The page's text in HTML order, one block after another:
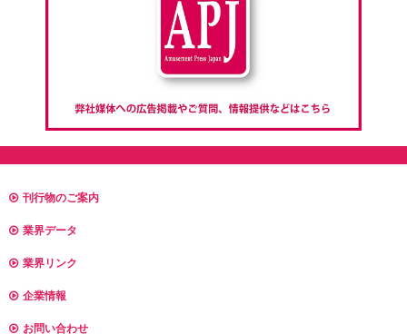
刊行物のご案内
業界データ
業界リンク
企業情報
お問い合わせ